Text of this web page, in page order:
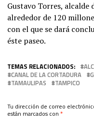
Gustavo Torres, alcalde
alrededor de 120
con el que se dará
éste paseo.
TEMAS RELACIONADOS:
CANAL DE LA CORTADURA
TAMAULIPAS
TAMPICO
Tu dirección de correo
están marcados con *